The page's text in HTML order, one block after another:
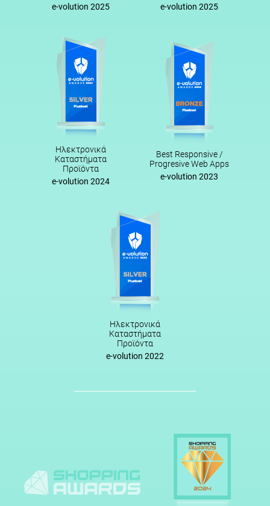
e-volution 2025
e-volution 2025
Ηλεκτρονικά
Καταστήματα
Προϊόντα
e-volution 2024
Best Responsive /
Progresive Web Apps
e-volution 2023
Ηλεκτρονικά
Καταστήματα
Προϊόντα
e-volution 2022